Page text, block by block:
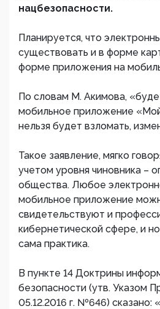
нацбезопасности.
Планируется, что
существовать и в форме
форме приложения на
По словам М. Акимова,
мобильное приложение
нельзя будет взломать,
Такое заявление, мягко
учетом уровня чиновника –
общества. Любое
мобильное приложение
свидетельствуют и
кибернетической сфере, и
сама практика.
В пункте 14 Доктрины
безопасности (утв. Указом
05.12.2016 г. №646) сказано: